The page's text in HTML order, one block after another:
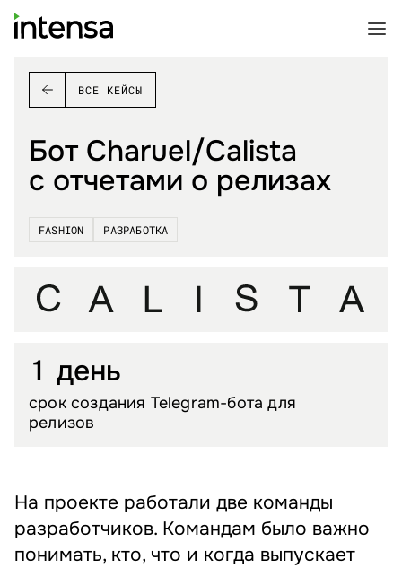
ВСЕ КЕЙСЫ
Бот Charuel/Calista
с отчетами о релизах
FASHION РАЗРАБОТКА
1 день
срок создания Telegram-бота для
релизов
На проекте работали две команды
разработчиков. Командам было важно
понимать, кто, что и когда выпускает